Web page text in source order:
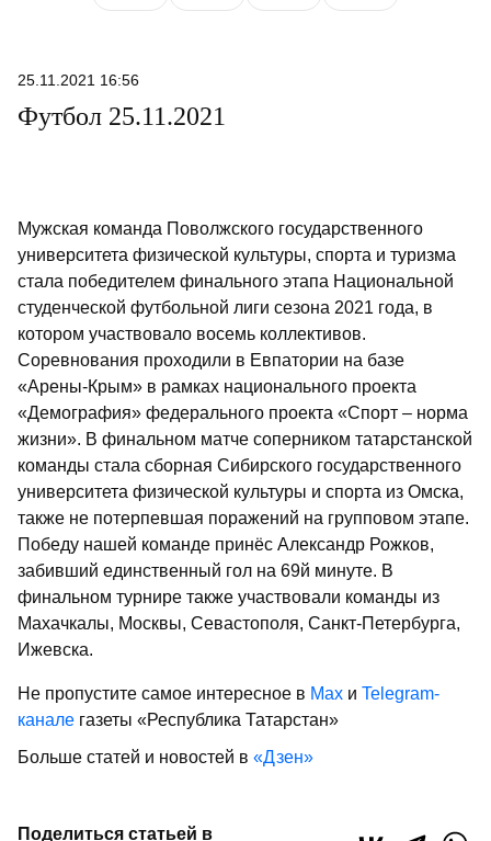
25.11.2021 16:56
Футбол 25.11.2021
Мужская команда Поволжского государственного
университета физической культуры, спорта и туризма
стала победителем финального этапа Национальной
студенческой футбольной лиги сезона 2021 года, в
котором участвовало восемь коллективов.
Соревнования проходили в Евпатории на базе
«Арены-Крым» в рамках национального проекта
«Демография» федерального проекта «Спорт – норма
жизни». В финальном матче соперником татарстанской
команды стала сборная Сибирского государственного
университета физической культуры и спорта из Омска,
также не потерпевшая поражений на групповом этапе.
Победу нашей команде принёс Александр Рожков,
забивший единственный гол на 69­й минуте. В
финальном турнире также участвовали команды из
Махачкалы, Москвы, Севастополя, Санкт-Петербурга,
Ижевска.
Не пропустите самое интересное в Max и Telegram-
канале газеты «Республика Татарстан»
Больше статей и новостей в «Дзен»
Поделиться статьей в